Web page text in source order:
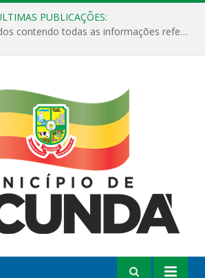
PUBLICAÇÕES:
Relatórios Detalhados contendo todas as informações referentes a execução de recursos destinados ao fomento de projetos culturais no Município de Jacundá entre os anos de 2022 ao presente ano de 2026.